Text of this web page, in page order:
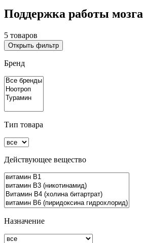
Поддержка работы мозга
5 товаров
Открыть фильтр
Бренд
Тип товара
Действующее вещество
Назначение